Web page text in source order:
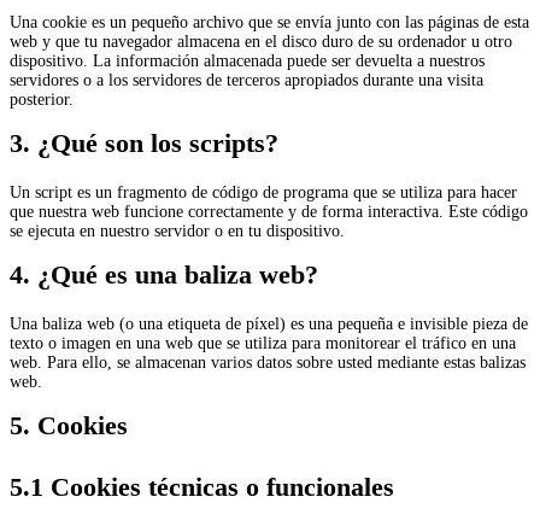
Una cookie es un pequeño archivo que se envía junto con las páginas de esta
web y que tu navegador almacena en el disco duro de su ordenador u otro
dispositivo. La información almacenada puede ser devuelta a nuestros
servidores o a los servidores de terceros apropiados durante una visita
posterior.
3. ¿Qué son los scripts?
Un script es un fragmento de código de programa que se utiliza para hacer
que nuestra web funcione correctamente y de forma interactiva. Este código
se ejecuta en nuestro servidor o en tu dispositivo.
4. ¿Qué es una baliza web?
Una baliza web (o una etiqueta de píxel) es una pequeña e invisible pieza de
texto o imagen en una web que se utiliza para monitorear el tráfico en una
web. Para ello, se almacenan varios datos sobre usted mediante estas balizas
web.
5. Cookies
5.1 Cookies técnicas o funcionales